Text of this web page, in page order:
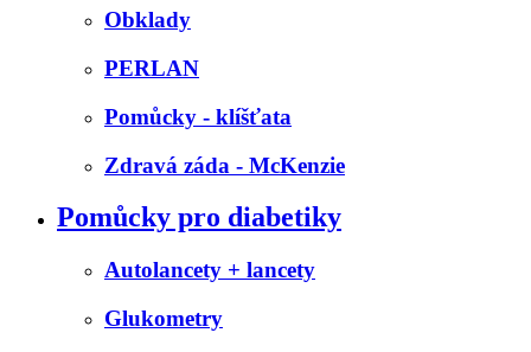
Obklady
PERLAN
Pomůcky - klíšťata
Zdravá záda - McKenzie
Pomůcky pro diabetiky
Autolancety + lancety
Glukometry